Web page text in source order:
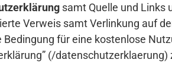
samt Quelle und Links
Verweis samt Verlinkung auf
für eine kostenlose
(/